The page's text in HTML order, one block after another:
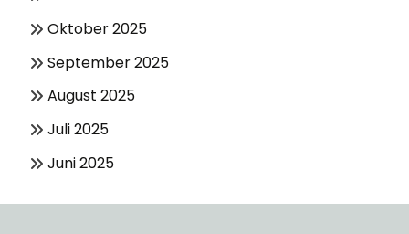
Oktober 2025
September 2025
August 2025
Juli 2025
Juni 2025